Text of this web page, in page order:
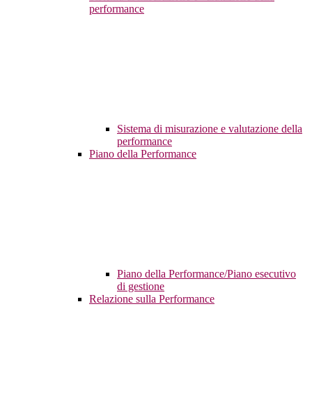
performance
Sistema di misurazione e valutazione della
performance
Piano della Performance
Piano della Performance/Piano esecutivo
di gestione
Relazione sulla Performance